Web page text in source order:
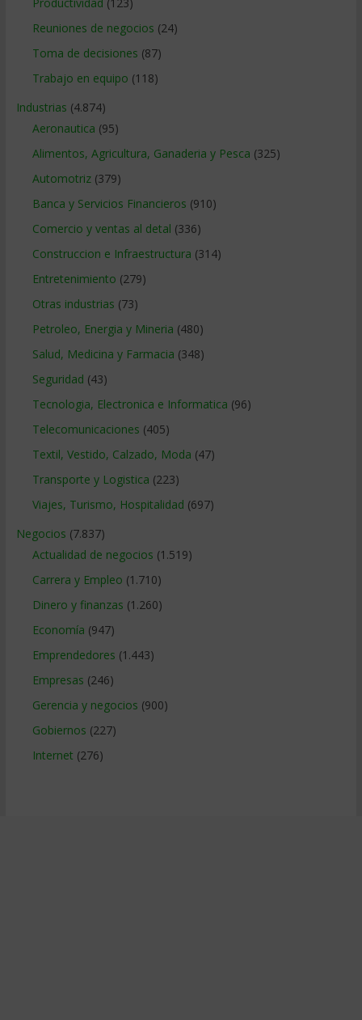
Reuniones de negocios (24)
Toma de decisiones (87)
Trabajo en equipo (118)
Industrias (4.874)
Aeronautica (95)
Alimentos, Agricultura, Ganaderia y Pesca (325)
Automotriz(379)
Banca y Servicios Financieros (910)
Comercio y ventas al detal (336)
Construccion e Infraestructura (314)
Entretenimiento (279)
Otras industrias (73)
Petroleo, Energia y Mineria (480)
Salud, Medicina y Farmacia (348)
Seguridad (43)
Tecnologia, Electronica e Informatica (96)
Telecomunicaciones (405)
Textil, Vestido, Calzado, Moda (47)
Transporte y Logistica (223)
Viajes, Turismo, Hospitalidad (697)
Negocios (7.837)
Actualidad de negocios (1.519)
Carrera y Empleo (1.710)
Dinero y finanzas (1.260)
Economía (947)
Emprendedores (1.443)
Empresas (246)
Gerencia y negocios (900)
Gobiernos (227)
Internet (276)